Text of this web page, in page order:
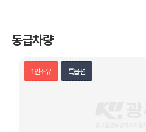
동급차량
1인소유 특옵션